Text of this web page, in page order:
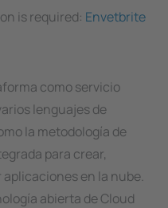
is required: Envetbrite
como servicio
lenguajes de
la metodología de
para crear,
en la nube.
abierta de Cloud